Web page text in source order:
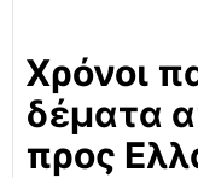
Χρόνοι
δέματα
προς